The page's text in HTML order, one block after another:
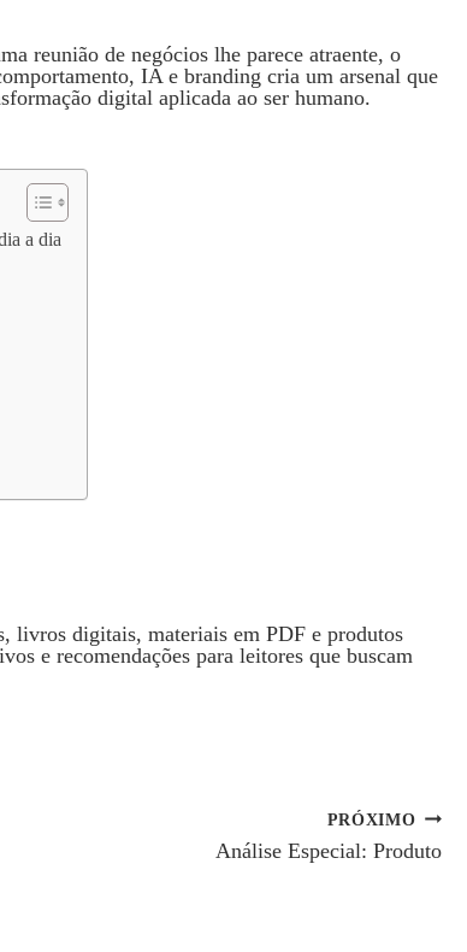
reunião de negócios lhe parece atraente, o
IA e branding cria um arsenal que
digital aplicada ao ser humano.
a dia
livros digitais, materiais em PDF e produtos
e recomendações para leitores que buscam
PRÓXIMO
Análise Especial: Produto